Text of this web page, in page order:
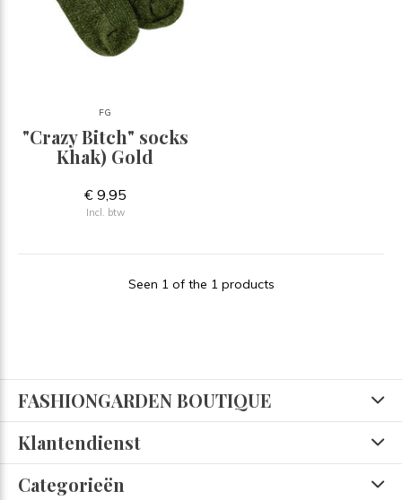
FG
"Crazy Bitch" socks
Khak) Gold
€ 9,95
Incl. btw
Seen 1 of the 1 products
FASHIONGARDEN BOUTIQUE
Klantendienst
Categorieën